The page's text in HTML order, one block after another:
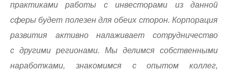
практиками работы с инвесторами из данной
сферы будет полезен для обеих сторон. Корпорация
развития активно налаживает сотрудничество
с другими регионами. Мы делимся собственными
наработками, знакомимся с опытом коллег,